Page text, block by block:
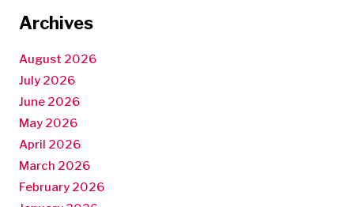
Archives
August 2026
July 2026
June 2026
May 2026
April 2026
March 2026
February 2026